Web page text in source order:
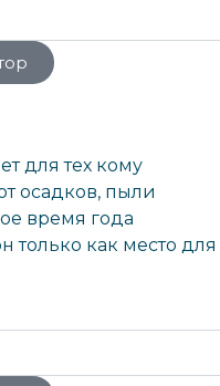
для тех кому
осадков, пыли
время года
только как место для